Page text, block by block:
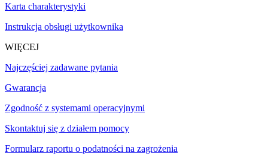
Karta charakterystyki
Instrukcja obsługi użytkownika
WIĘCEJ
Najczęściej zadawane pytania
Gwarancja
Zgodność z systemami operacyjnymi
Skontaktuj się z działem pomocy
Formularz raportu o podatności na zagrożenia